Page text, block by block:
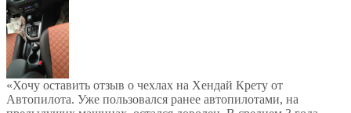
«Хочу оставить отзыв о чехлах на Хендай Крету от
Автопилота. Уже пользовался ранее автопилотами, на